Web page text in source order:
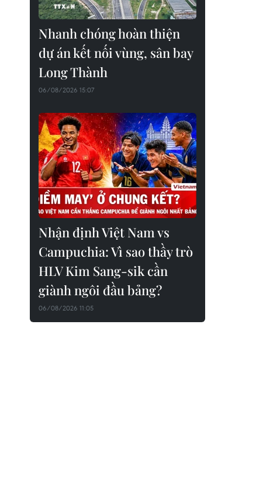
Nhanh chóng hoàn thiện
dự án kết nối vùng, sân bay
Long Thành
06/08/2026 15:07
Nhận định Việt Nam vs
Campuchia: Vì sao thầy trò
HLV Kim Sang-sik cần
giành ngôi đầu bảng?
06/08/2026 11:05